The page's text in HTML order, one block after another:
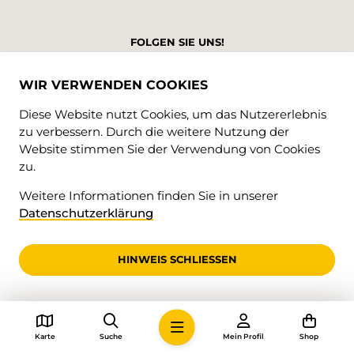
FOLGEN SIE UNS!
SPRACHEN
© 2026 • Valrando
Datenschutzerklärung
WIR VERWENDEN COOKIES
Diese Website nutzt Cookies, um das Nutzererlebnis
zu verbessern. Durch die weitere Nutzung der
Website stimmen Sie der Verwendung von Cookies
zu.
Weitere Informationen finden Sie in unserer
Datenschutzerklärung
HINWEIS SCHLIESSEN
Karte Suche Mein Profil Shop